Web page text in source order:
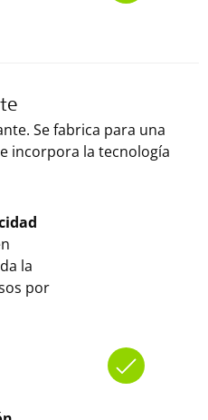
Se fabrica para una
incorpora la tecnología
la
por